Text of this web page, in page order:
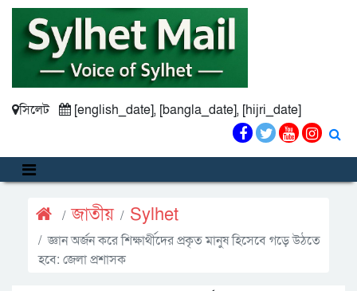
সিলেট [english_date], [bangla_date], [hijri_date]
জাতীয় Sylhet
জ্ঞান অর্জন করে শিক্ষার্থীদের প্রকৃত মানুষ হিসেবে গড়ে উঠতে
হবে: জেলা প্রশাসক